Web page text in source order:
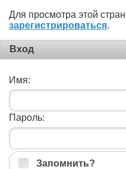
Для просмотра этой
зарегистрироваться.
Вход
Имя:
Пароль:
Запомнить?